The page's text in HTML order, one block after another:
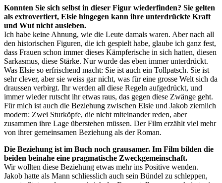
Konnten Sie sich selbst in dieser Figur wiederfinden? Sie gelten
als extrovertiert, Elsie hingegen kann ihre unterdrückte Kraft
und Wut nicht ausleben.
Ich habe keine Ahnung, wie die Leute damals waren. Aber nach all
den historischen Figuren, die ich gespielt habe, glaube ich ganz fest,
dass Frauen schon immer dieses Kämpferische in sich hatten, diesen
Sarkasmus, diese Stärke. Nur wurde das eben immer unterdrückt.
Was Elsie so erfrischend macht: Sie ist auch ein Tollpatsch. Sie ist
sehr clever, aber sie weiss gar nicht, was für eine grosse Welt sich da
draussen verbirgt. Ihr werden all diese Regeln aufgedrückt, und
immer wieder rutscht ihr etwas raus, das gegen diese Zwänge geht.
Für mich ist auch die Beziehung zwischen Elsie und Jakob ziemlich
modern: Zwei Sturköpfe, die nicht miteinander reden, aber
zusammen ihre Lage überstehen müssen. Der Film erzählt viel mehr
von ihrer gemeinsamen Beziehung als der Roman.
Die Beziehung ist im Buch noch grausamer. Im Film bilden die
beiden beinahe eine pragmatische Zweckgemeinschaft.
Wir wollten diese Beziehung etwas mehr ins Positive wenden.
Jakob hatte als Mann schliesslich auch sein Bündel zu schleppen,